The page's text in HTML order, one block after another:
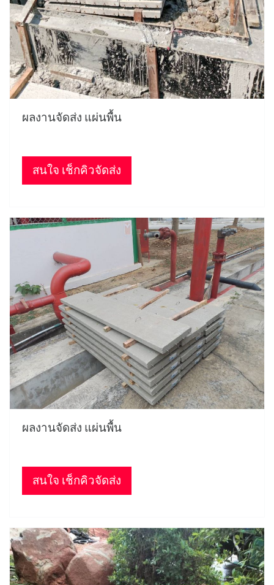
ผลงานจัดส่ง แผ่นพื้น
สนใจ เช็กคิวจัดส่ง
ผลงานจัดส่ง แผ่นพื้น
สนใจ เช็กคิวจัดส่ง